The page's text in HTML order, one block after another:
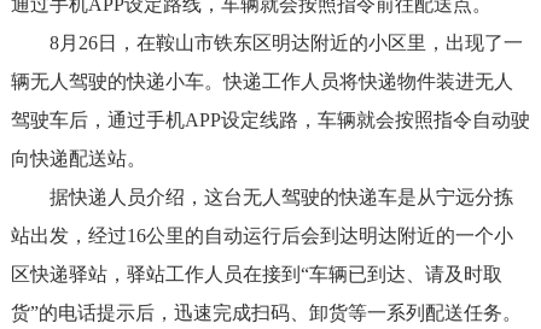
通过手机APP设定路线，车辆就会按照指令前往配送点。
8月26日，在鞍山市铁东区明达附近的小区里，出现了一
辆无人驾驶的快递小车。快递工作人员将快递物件装进无人
驾驶车后，通过手机APP设定线路，车辆就会按照指令自动驶
向快递配送站。
据快递人员介绍，这台无人驾驶的快递车是从宁远分拣
站出发，经过16公里的自动运行后会到达明达附近的一个小
区快递驿站，驿站工作人员在接到“车辆已到达、请及时取
货”的电话提示后，迅速完成扫码、卸货等一系列配送任务。